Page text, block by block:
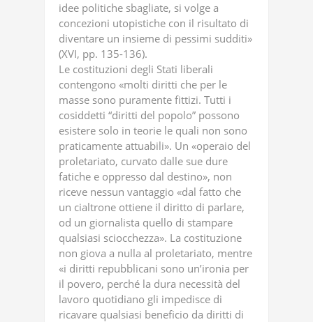
idee politiche sbagliate, si volge a
concezioni utopistiche con il risultato di
diventare un insieme di pessimi sudditi»
(XVI, pp. 135-136).
Le costituzioni degli Stati liberali
contengono «molti diritti che per le
masse sono puramente fittizi. Tutti i
cosiddetti “diritti del popolo” possono
esistere solo in teorie le quali non sono
praticamente attuabili». Un «operaio del
proletariato, curvato dalle sue dure
fatiche e oppresso dal destino», non
riceve nessun vantaggio «dal fatto che
un cialtrone ottiene il diritto di parlare,
od un giornalista quello di stampare
qualsiasi sciocchezza». La costituzione
non giova a nulla al proletariato, mentre
«i diritti repubblicani sono un’ironia per
il povero, perché la dura necessità del
lavoro quotidiano gli impedisce di
ricavare qualsiasi beneficio da diritti di